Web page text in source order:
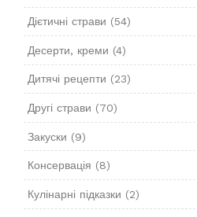
Дієтичні страви (54)
Десерти, креми (4)
Дитячі рецепти (23)
Другі страви (70)
Закуски (9)
Консервація (8)
Кулінарні підказки (2)